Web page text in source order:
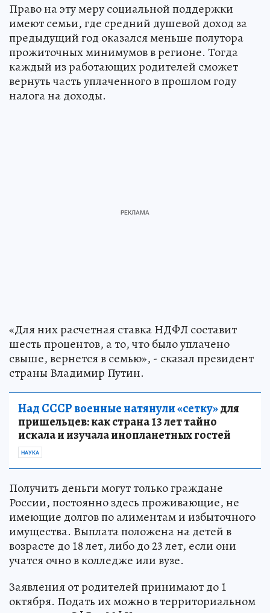
Право на эту меру социальной поддержки
имеют семьи, где средний душевой доход за
предыдущий год оказался меньше полутора
прожиточных минимумов в регионе. Тогда
каждый из работающих родителей сможет
вернуть часть уплаченного в прошлом году
налога на доходы.
«Для них расчетная ставка НДФЛ составит
шесть процентов, а то, что было уплачено
свыше, вернется в семью», - сказал президент
страны Владимир Путин.
Над СССР военные натянули «сетку»для
пришельцев: как страна 13 лет тайно
искала и изучала инопланетных гостей
НАУКА
Получить деньги могут только граждане
России, постоянно здесь проживающие, не
имеющие долгов по алиментам и избыточного
имущества. Выплата положена на детей в
возрасте до 18 лет, либо до 23 лет, если они
учатся очно в колледже или вузе.
Заявления от родителей принимают до 1
октября. Подать их можно в территориальном